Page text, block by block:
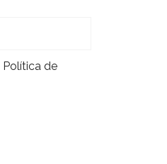
Política de